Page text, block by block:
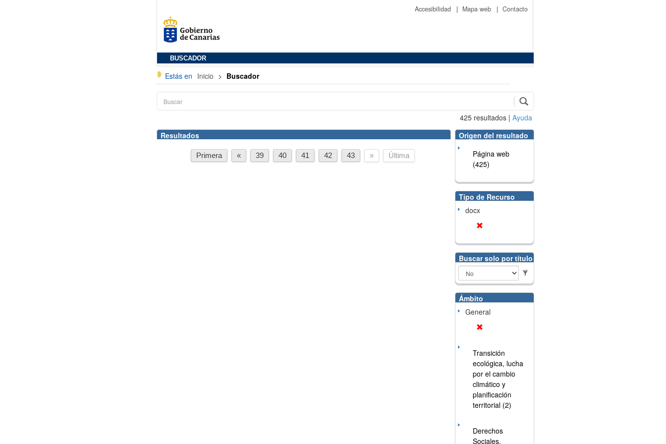
Accesibilidad | Mapa web | Contacto
BUSCADOR
Estás en Inicio > Buscador
425 resultados | Ayuda
Resultados
Primera « 39 40 41 42 43 » Última
Origen del resultado
Página web
(425)
Tipo de Recurso
docx
Buscar solo por título
Ámbito
General
Transición
ecológica, lucha
por el cambio
climático y
planificación
territorial (2)
Derechos
Sociales,